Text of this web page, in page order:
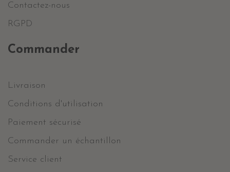
Contactez-nous
RGPD
Commander
Livraison
Conditions d'utilisation
Paiement sécurisé
Commander un échantillon
Service client